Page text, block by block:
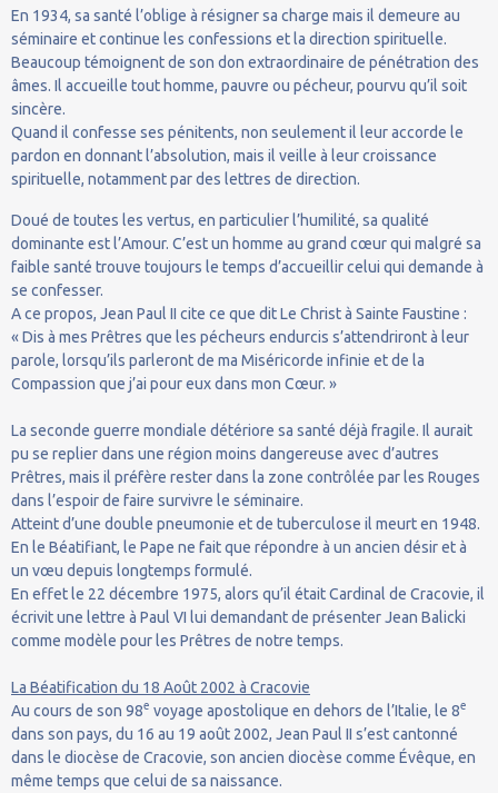
En 1934, sa santé l’oblige à résigner sa charge mais il demeure au
séminaire et continue les confessions et la direction spirituelle.
Beaucoup témoignent de son don extraordinaire de pénétration des
âmes. Il accueille tout homme, pauvre ou pécheur, pourvu qu’il soit
sincère.
Quand il confesse ses pénitents, non seulement il leur accorde le
pardon en donnant l’absolution, mais il veille à leur croissance
spirituelle, notamment par des lettres de direction.
Doué de toutes les vertus, en particulier l’humilité, sa qualité
dominante est l’Amour. C’est un homme au grand cœur qui malgré sa
faible santé trouve toujours le temps d’accueillir celui qui demande à
se confesser.
A ce propos, Jean Paul II cite ce que dit Le Christ à Sainte Faustine :
« Dis à mes Prêtres que les pécheurs endurcis s’attendriront à leur
parole, lorsqu’ils parleront de ma Miséricorde infinie et de la
Compassion que j’ai pour eux dans mon Cœur. »
La seconde guerre mondiale détériore sa santé déjà fragile. Il aurait
pu se replier dans une région moins dangereuse avec d’autres
Prêtres, mais il préfère rester dans la zone contrôlée par les Rouges
dans l’espoir de faire survivre le séminaire.
Atteint d’une double pneumonie et de tuberculose il meurt en 1948.
En le Béatifiant, le Pape ne fait que répondre à un ancien désir et à
un vœu depuis longtemps formulé.
En effet le 22 décembre 1975, alors qu’il était Cardinal de Cracovie, il
écrivit une lettre à Paul VI lui demandant de présenter Jean Balicki
comme modèle pour les Prêtres de notre temps.
La Béatification du 18 Août 2002 à Cracovie
Au cours de son 98e voyage apostolique en dehors de l’Italie, le 8e
dans son pays, du 16 au 19 août 2002, Jean Paul II s’est cantonné
dans le diocèse de Cracovie, son ancien diocèse comme Évêque, en
même temps que celui de sa naissance.